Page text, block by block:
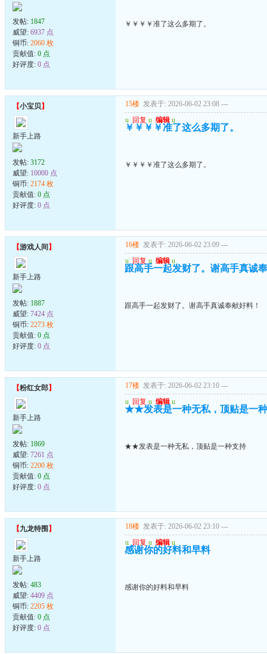
发帖: 1847
威望: 6937 点
铜币: 2060 枚
贡献值: 0 点
好评度: 0 点
￥￥￥￥准了这么多期了。
【小宝贝】
新手上路
发帖: 3172
威望: 10000 点
铜币: 2174 枚
贡献值: 0 点
好评度: 0 点
15楼 发表于: 2026-06-02 23:08 ---
u 回复 u 编辑 u
￥￥￥￥准了这么多期了。
￥￥￥￥准了这么多期了。
【游戏人间 】
新手上路
发帖: 1887
威望: 7424 点
铜币: 2273 枚
贡献值: 0 点
好评度: 0 点
16楼 发表于: 2026-06-02 23:09 ---
u 回复 u 编辑 u
跟高手一起发财了。谢高手真诚
跟高手一起发财了。谢高手真诚奉献好料！
【粉红女郎】
新手上路
发帖: 1869
威望: 7261 点
铜币: 2200 枚
贡献值: 0 点
好评度: 0 点
17楼 发表于: 2026-06-02 23:10 ---
u 回复 u 编辑 u
★★发表是一种无私，顶贴是一
★★发表是一种无私，顶贴是一种支持
【九龙特围 】
新手上路
发帖: 483
威望: 4409 点
铜币: 2205 枚
贡献值: 0 点
好评度: 0 点
18楼 发表于: 2026-06-02 23:10 ---
u 回复 u 编辑 u
感谢你的好料和早料
感谢你的好料和早料